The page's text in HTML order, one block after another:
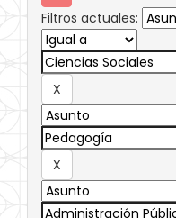
Filtros actuales: